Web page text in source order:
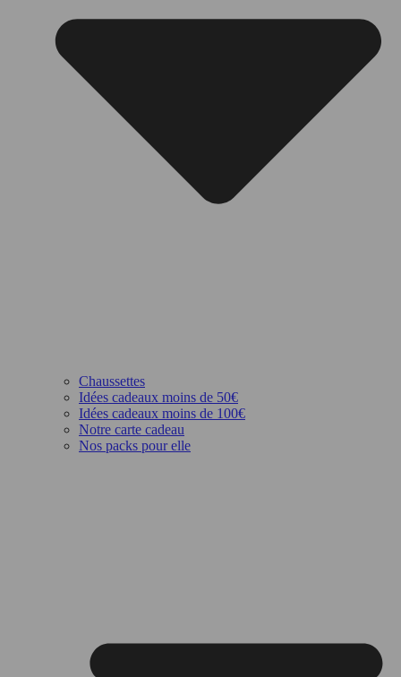
Chaussettes
Idées cadeaux moins de 50€
Idées cadeaux moins de 100€
Notre carte cadeau
Nos packs pour elle